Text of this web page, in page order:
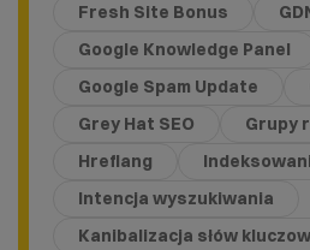
Fresh Site Bonus
Google Knowledge Panel
Google Spam Update
Grey Hat SEO
Grupy
Hreflang
Intencja wyszukiwania
Kanibalizacja słów